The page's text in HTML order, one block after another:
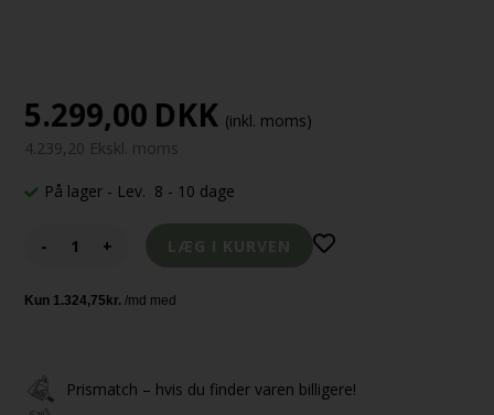
5.299,00 DKK (inkl. moms)
4.239,20 Ekskl. moms
På lager - Lev. 8 - 10 dage
- +
Prismatch – hvis du finder varen billigere!